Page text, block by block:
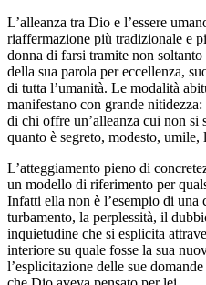
L’alleanza tra Dio e l’essere
riaffermazione più tradizionale e
donna di farsi tramite non
della sua parola per eccellenza,
di tutta l’umanità. Le modalità
manifestano con grande
di chi offre un’alleanza cui non si
quanto è segreto, modesto,
L’atteggiamento pieno di
un modello di riferimento per
Infatti ella non è l’esempio di una
turbamento, la perplessità, il
inquietudine che si esplicita
interiore su quale fosse la sua
l’esplicitazione delle sue